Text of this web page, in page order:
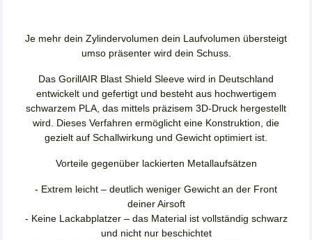
Je mehr dein Zylindervolumen dein Laufvolumen übersteigt
umso präsenter wird dein Schuss.
Das GorillAIR Blast Shield Sleeve wird in Deutschland
entwickelt und gefertigt und besteht aus hochwertigem
schwarzem PLA, das mittels präzisem 3D-Druck hergestellt
wird. Dieses Verfahren ermöglicht eine Konstruktion, die
gezielt auf Schallwirkung und Gewicht optimiert ist.
Vorteile gegenüber lackierten Metallaufsätzen
- Extrem leicht – deutlich weniger Gewicht an der Front
deiner Airsoft
- Keine Lackabplatzer – das Material ist vollständig schwarz
und nicht nur beschichtet